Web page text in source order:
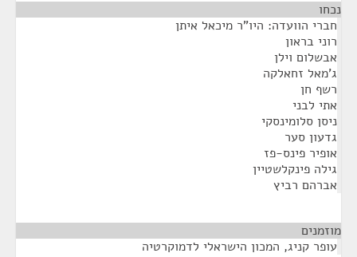
נכחו
חברי הוועדה: היו"ר מיכאל איתן
רוני בראון
אבשלום וילן
ג'מאל זחאלקה
רשף חן
אתי לבני
ניסן סלומינסקי
גדעון סער
אופיר פינס-פז
גילה פינקלשטיין
אברהם רביץ
מוזמנים
עופר קניג, המכון הישראלי לדמוקרטיה